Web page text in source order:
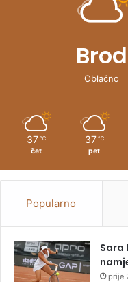
Brod
Oblačno
37 ℃
čet
37 ℃
pet
Popularno
Sara
prije